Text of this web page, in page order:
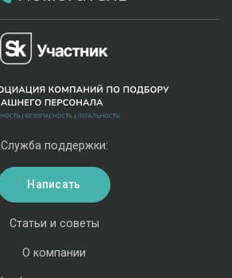
Статьи и советы
О компании
Служба поддержки:
Написать